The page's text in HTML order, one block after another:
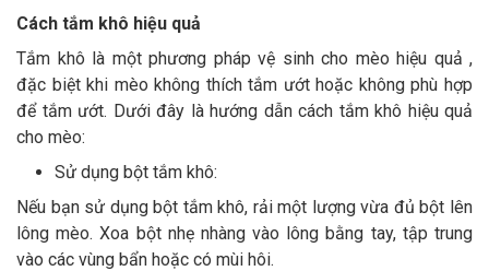
Chính sách đổi trả
LIÊN HỆ
0929894774
Cách tắm khô hiệu quả
Tắm khô là một phương pháp vệ sinh cho mèo hiệu quả ,
đặc biệt khi mèo không thích tắm ướt hoặc không phù hợp
để tắm ướt. Dưới đây là hướng dẫn cách tắm khô hiệu quả
cho mèo:
Sử dụng bột tắm khô:
Nếu bạn sử dụng bột tắm khô, rải một lượng vừa đủ bột lên
lông mèo. Xoa bột nhẹ nhàng vào lông bằng tay, tập trung
vào các vùng bẩn hoặc có mùi hôi.